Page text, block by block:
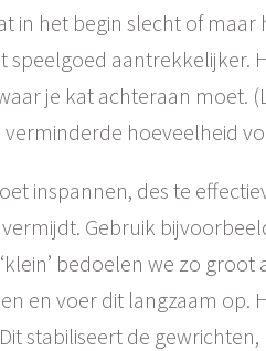
in het begin slecht of
speelgoed aantrekkelijker.
je kat achteraan moet.
hoeveelheid
inspannen, des te
Gebruik
bedoelen we zo
en voer dit langzaam op.
stabiliseert de